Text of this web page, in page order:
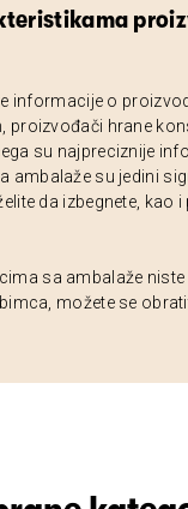
informacije o
proizvođači hrane
su najpreciznije
ambalaže su jedini
da izbegnete, kao
sa ambalaže niste
možete se